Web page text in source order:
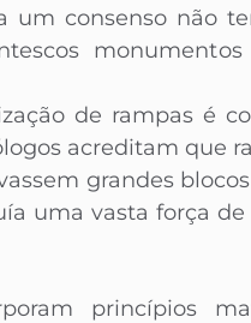
um consenso não
de rampas é
acreditam que
grandes
uma vasta força
princípios